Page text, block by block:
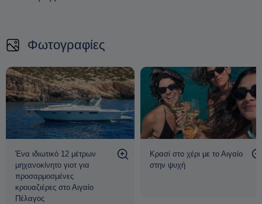
Φωτογραφίες
Ένα ιδιωτικό 12 μέτρων
μηχανοκίνητο γιοτ για
προσαρμοσμένες
κρουαζιέρες στο Αιγαίο
Πέλαγος
Κρασί στο χέρι με το Αιγαίο
στην ψυχή